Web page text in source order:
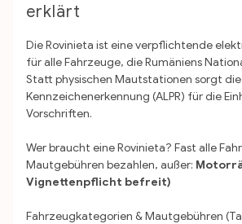
erklärt
Die Rovinieta ist eine verpflichtende
für alle Fahrzeuge, die Rumäniens
Statt physischen Mautstationen sorgt
Kennzeichenerkennung (ALPR) für die
Vorschriften.
Wer braucht eine Rovinieta? Fast alle
Mautgebühren bezahlen, außer:
Vignettenpflicht befreit)
Fahrzeugkategorien & Mautgebühren